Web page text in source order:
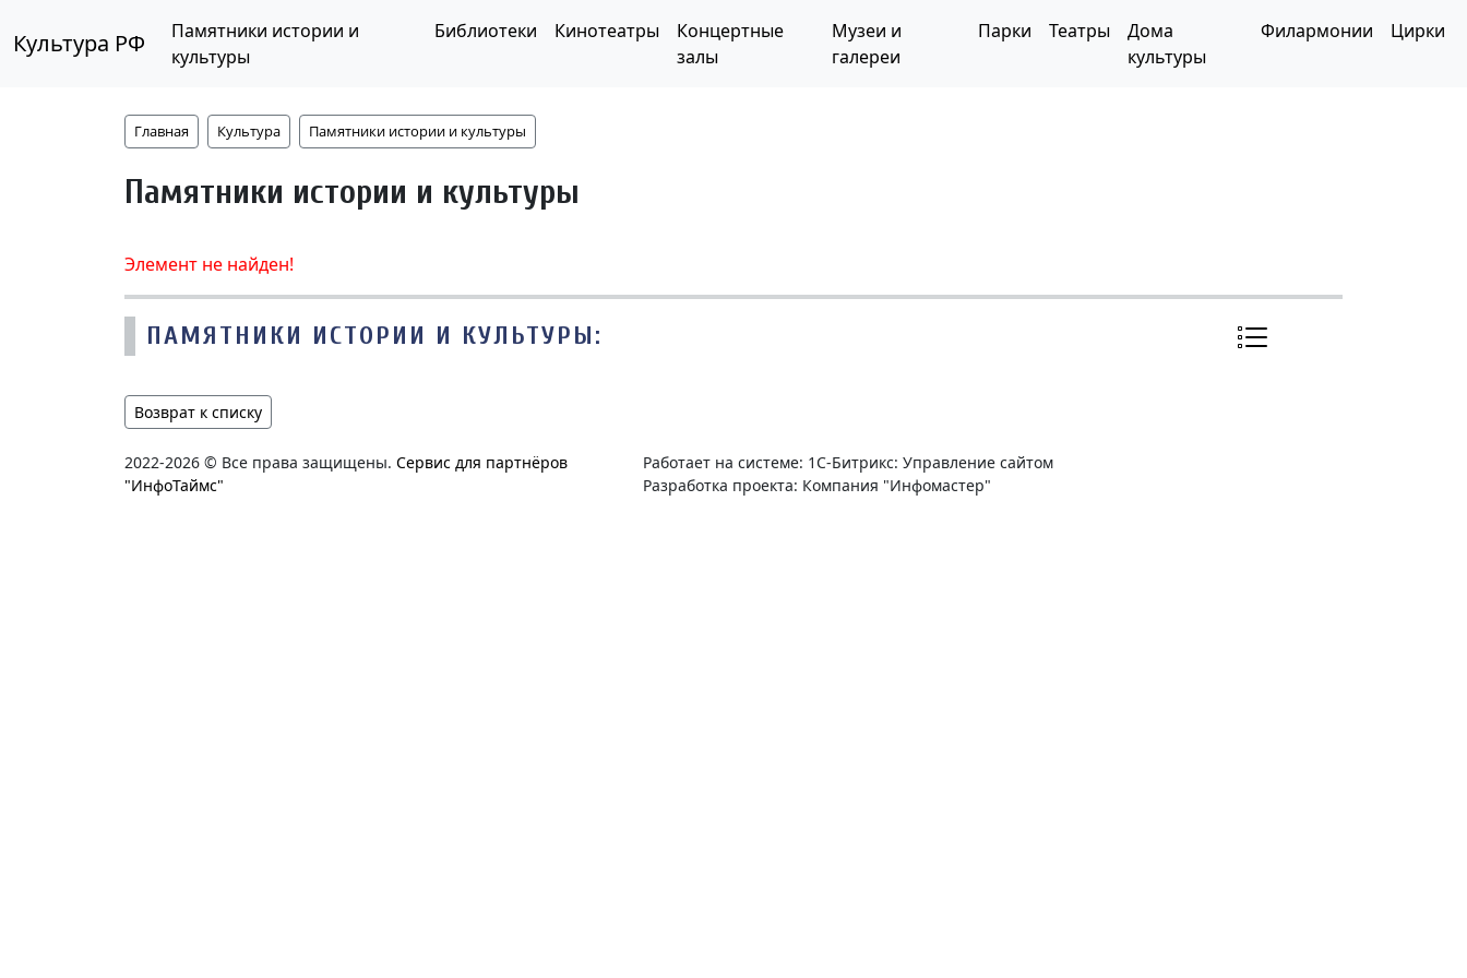
Культура РФ
Памятники истории и
культуры
Библиотеки Кинотеатры
Концертные
залы
Музеи и
галереи
Парки Театры
Дома
культуры
Филармонии Цирки
Главная Культура Памятники истории и культуры
Памятники истории и культуры
Элемент не найден!
ПАМЯТНИКИ ИСТОРИИ И КУЛЬТУРЫ:
Возврат к списку
2022-2026 © Все права защищены. Сервис для партнёров
"ИнфоТаймс"
Работает на системе: 1С-Битрикс: Управление сайтом
Разработка проекта: Компания "Инфомастер"